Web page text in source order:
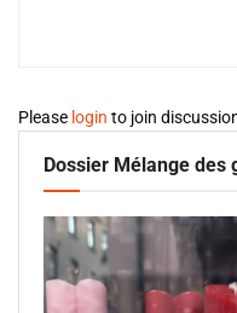
Please login to join
Dossier Mélange des